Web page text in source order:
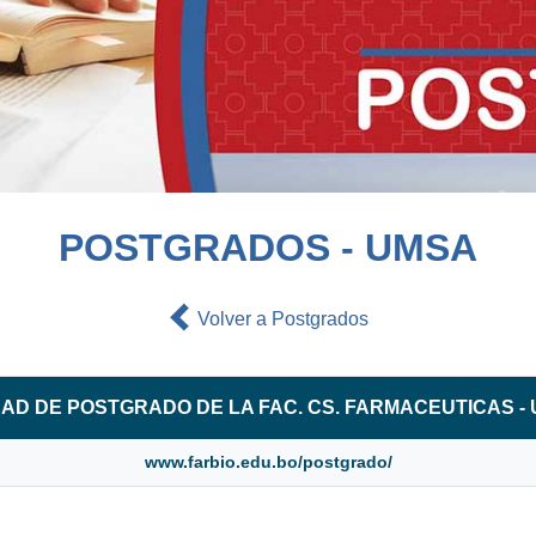
POSTGRADOS - UMSA
Volver a Postgrados
DE POSTGRADO DE LA FAC. CS. FARMACEUTICAS -
www.farbio.edu.bo/postgrado/